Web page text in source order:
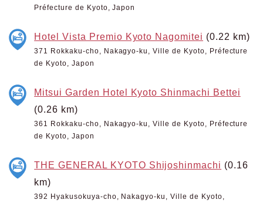
Préfecture de Kyoto, Japon
Hotel Vista Premio Kyoto Nagomitei (0.22 km)
371 Rokkaku-cho, Nakagyo-ku, Ville de Kyoto, Préfecture
de Kyoto, Japon
Mitsui Garden Hotel Kyoto Shinmachi Bettei
(0.26 km)
361 Rokkaku-cho, Nakagyo-ku, Ville de Kyoto, Préfecture
de Kyoto, Japon
THE GENERAL KYOTO Shijoshinmachi (0.16
km)
392 Hyakusokuya-cho, Nakagyo-ku, Ville de Kyoto,